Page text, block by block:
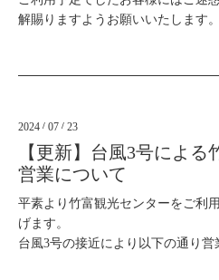
解賜りますようお願いいたします。
2024 / 07 / 23
【更新】台風3号によ
営業について
平素より竹富観光センターをご利
げます。
台風3号の接近により以下の通り営